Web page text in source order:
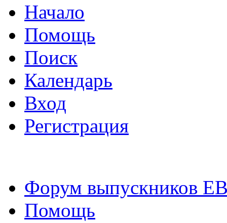
Начало
Помощь
Поиск
Календарь
Вход
Регистрация
Форум выпускников
Помощь